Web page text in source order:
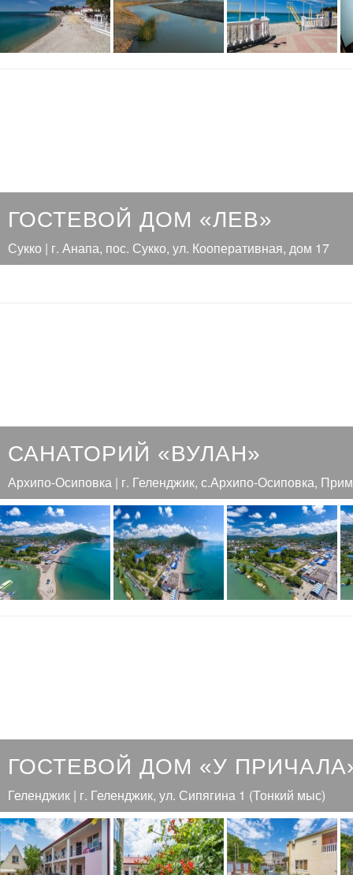
ГОСТЕВОЙ ДОМ «ЛЕВ»
Сукко | г. Анапа, пос. Сукко, ул. Кооперативная, дом 17
САНАТОРИЙ «ВУЛАН»
Архипо-Осиповка | г. Геленджик, с.Архипо-Осиповка,
ГОСТЕВОЙ ДОМ «У
Геленджик | г. Геленджик, ул. Сипягина 1 (Тонкий мыс)